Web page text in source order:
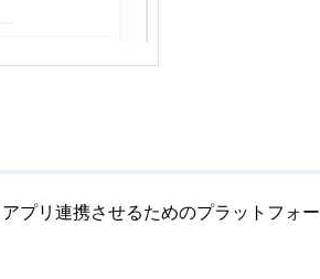
プリ連携させるためのプラットフォー